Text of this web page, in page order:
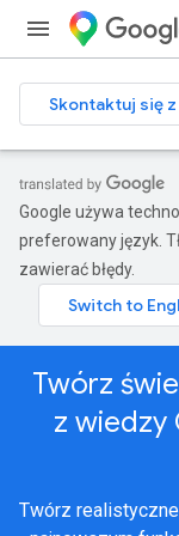
Skontaktuj się
Google używa
preferowany język.
zawierać błędy.
Twórz
z wiedzy
Twórz